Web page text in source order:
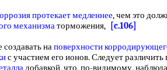
протекает медленнее, чем это
механизматорможения,
[c.106]
наповерхности
с участием его ионов. Следует различить
добавкой, что, по-видимому,